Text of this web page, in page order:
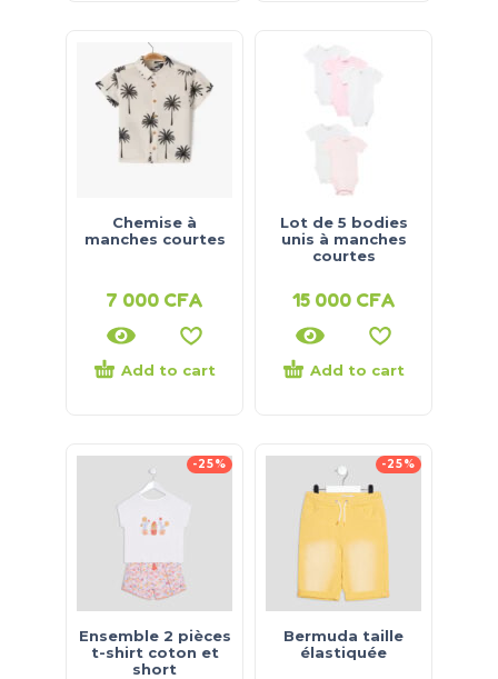
Chemise à
manches courtes
7 000 CFA
Add to cart
Lot de 5 bodies
unis à manches
courtes
15 000 CFA
Add to cart
-25%
Ensemble 2 pièces
t-shirt coton et
short
-25%
Bermuda taille
élastiquée